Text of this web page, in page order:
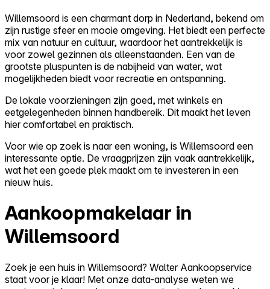
Willemsoord is een charmant dorp in Nederland, bekend om
zijn rustige sfeer en mooie omgeving. Het biedt een perfecte
mix van natuur en cultuur, waardoor het aantrekkelijk is
voor zowel gezinnen als alleenstaanden. Een van de
grootste pluspunten is de nabijheid van water, wat
mogelijkheden biedt voor recreatie en ontspanning.
De lokale voorzieningen zijn goed, met winkels en
eetgelegenheden binnen handbereik. Dit maakt het leven
hier comfortabel en praktisch.
Voor wie op zoek is naar een woning, is Willemsoord een
interessante optie. De vraagprijzen zijn vaak aantrekkelijk,
wat het een goede plek maakt om te investeren in een
nieuw huis.
Aankoopmakelaar in
Willemsoord
Zoek je een huis in Willemsoord? Walter Aankoopservice
staat voor je klaar! Met onze data-analyse weten we